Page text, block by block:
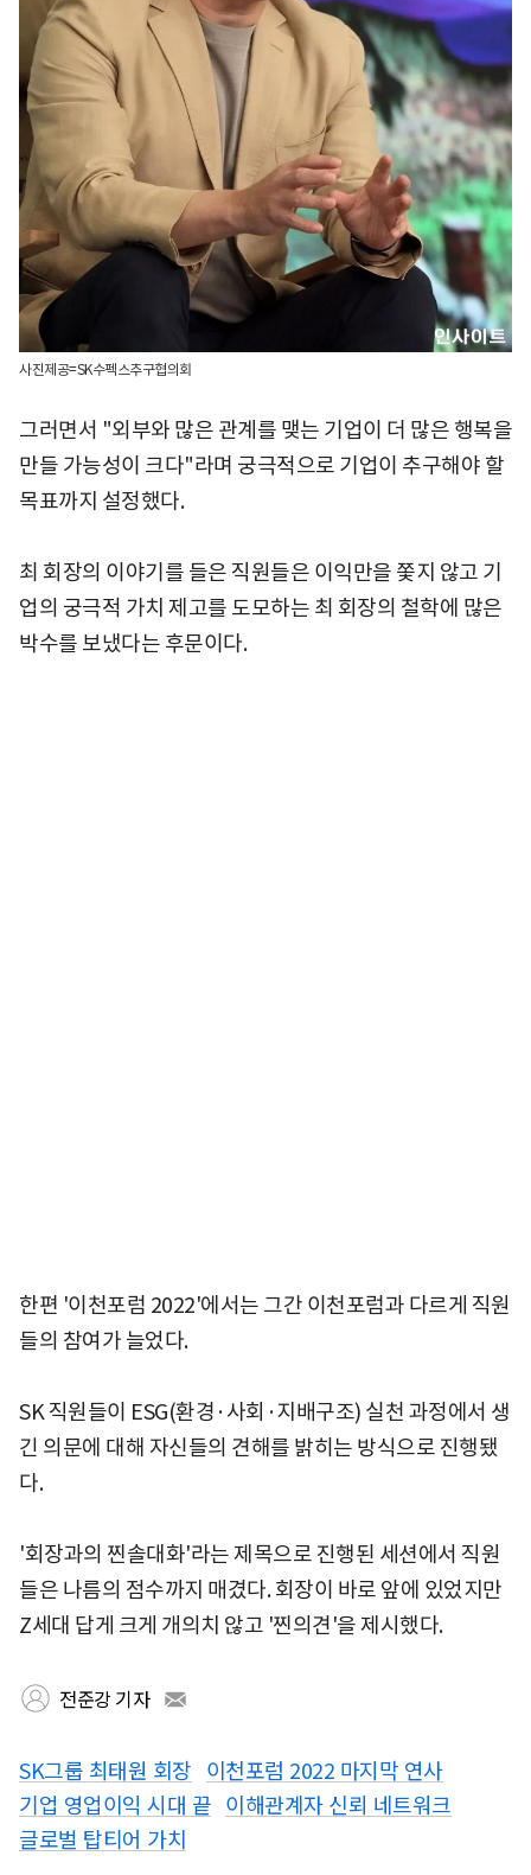
사진제공=SK수펙스추구협의회
그러면서 "외부와 많은 관계를 맺는 기업이 더 많은 행복을
만들 가능성이 크다"라며 궁극적으로 기업이 추구해야 할
목표까지 설정했다.
최 회장의 이야기를 들은 직원들은 이익만을 쫓지 않고 기
업의 궁극적 가치 제고를 도모하는 최 회장의 철학에 많은
박수를 보냈다는 후문이다.
한편 '이천포럼 2022'에서는 그간 이천포럼과 다르게 직원
들의 참여가 늘었다.
SK 직원들이 ESG(환경·사회·지배구조) 실천 과정에서 생
긴 의문에 대해 자신들의 견해를 밝히는 방식으로 진행됐
다.
'회장과의 찐솔대화'라는 제목으로 진행된 세션에서 직원
들은 나름의 점수까지 매겼다. 회장이 바로 앞에 있었지만
Z세대 답게 크게 개의치 않고 '찐의견'을 제시했다.
전준강 기자
SK그룹 최태원 회장 이천포럼 2022 마지막 연사
기업 영업이익 시대 끝 이해관계자 신뢰 네트워크
글로벌 탑티어 가치